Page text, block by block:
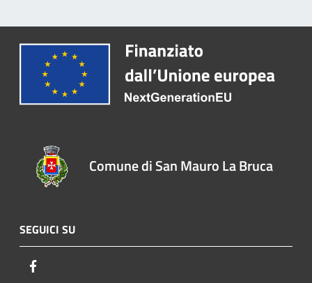
Comune di San Mauro La Bruca
SEGUICI SU